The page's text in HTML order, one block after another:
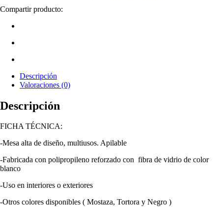
Compartir producto:
Descripción
Valoraciones (0)
Descripción
FICHA TÉCNICA:
-Mesa alta de diseño, multiusos. Apilable
-Fabricada con polipropileno reforzado con fibra de vidrio de color
blanco
-Uso en interiores o exteriores
-Otros colores disponibles ( Mostaza, Tortora y Negro )